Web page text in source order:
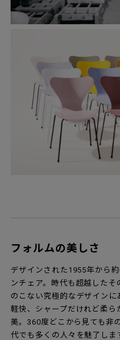
フォルムの美しさ
デザインされた1955年から
ンチェア。時代も超越した
のこない究極的なデザイン
軽快、シャープだけれど柔
美。360度どこから見ても非
代でも多くの人々を魅了しま